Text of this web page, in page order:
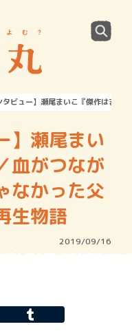
タビュー】瀬尾まいこ『傑作はまだ
】瀬尾まい
血がつなが
なかった父
生物語
2019/09/16